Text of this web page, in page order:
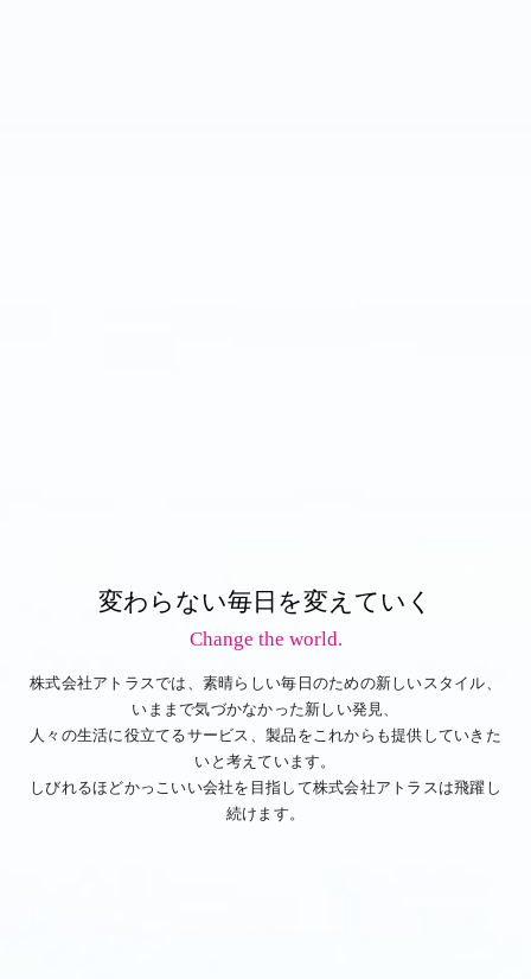
変わらない毎日を変えていく
Change the world.
株式会社アトラスでは、素晴らしい毎日のための新しいスタイル、
いままで気づかなかった新しい発見、
人々の生活に役立てるサービス、製品をこれからも提供していきた
いと考えています。
しびれるほどかっこいい会社を目指して株式会社アトラスは飛躍し
続けます。